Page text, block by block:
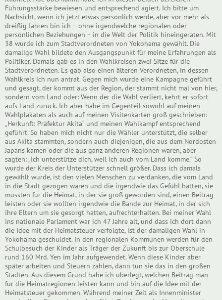
Führungsstärke bewiesen und entsprechend agiert. Ich bitte um
Nachsicht, wenn ich jetzt etwas persönlich werde, aber vor mehr als
dreißig Jahren bin ich – ohne irgendwelche regionalen oder
persönlichen Beziehungen – in die Welt der Politik hineingeraten. Mit
38 wurde ich zum Stadtverordneten von Yokohama gewählt. Die
damalige Wahl bildete den Ausgangspunkt für meine Erfahrungen als
Politiker. Damals gab es in den Wahlkreisen zwei Sitze für die
Stadtverordneten. Es gab also einen älteren Verordneten, in dessen
Wahlkreis ich nun antrat. Gegen mich wurde eine Kampagne geführt
und gesagt, der kommt aus der Region, der stammt nicht mal von hier,
sondern vom Land oder: Wenn der die Wahl verliert, kehrt er sofort
aufs Land zurück. Ich aber habe im Gegenteil sowohl auf meinen
Wahlplakaten als auch auf meinen Visitenkarten groß geschrieben:
„Herkunft: Präfektur Akita“ und meinen Wahlkampf entsprechend
geführt. So haben mich nicht nur die Wähler unterstützt, die selber
aus Akita stammten, sondern auch diejenigen, die aus dem Nordosten
Japans kamen oder die aus ganz anderen Regionen waren, aber
sagten: „Ich unterstütze dich, weil ich auch vom Land komme.“ So
wurde der Kreis der Unterstützer schnell größer. Dass ich damals
gewählt wurde, ist den vielen Menschen zu verdanken, die vom Land
in die Stadt gezogen waren und die irgendwie das Gefühl hatten, sie
müssten für die Heimat, in der sie groß geworden sind, einen Beitrag
leisten oder sie wollten irgendwie die Bande zur Heimat, in der sich
ihre Eltern um sie gesorgt hatten, aufrechterhalten. Bei meiner Wahl
ins nationale Parlament war ich 47 Jahre alt, und dass ich dort dann
die Idee mit der Heimatsteuer verfolgte, ist der damaligen Wahl in
Yokohama geschuldet. In den regionalen Kommunen werden für den
Schulbesuch der Kinder als Träger der Zukunft bis zur Oberschule
rund 160 Mrd. Yen im Jahr aufgewendet. Wenn diese Kinder aber
später arbeiten und Steuern zahlen, dann tun sie das in den großen
Städten. Aus diesem Grund habe ich überlegt, welchen Beitrag man
für die Heimatregionen leisten kann und bin auf die Idee mit der
Heimatsteuer gekommen. Während meiner Zeit als Innenminister